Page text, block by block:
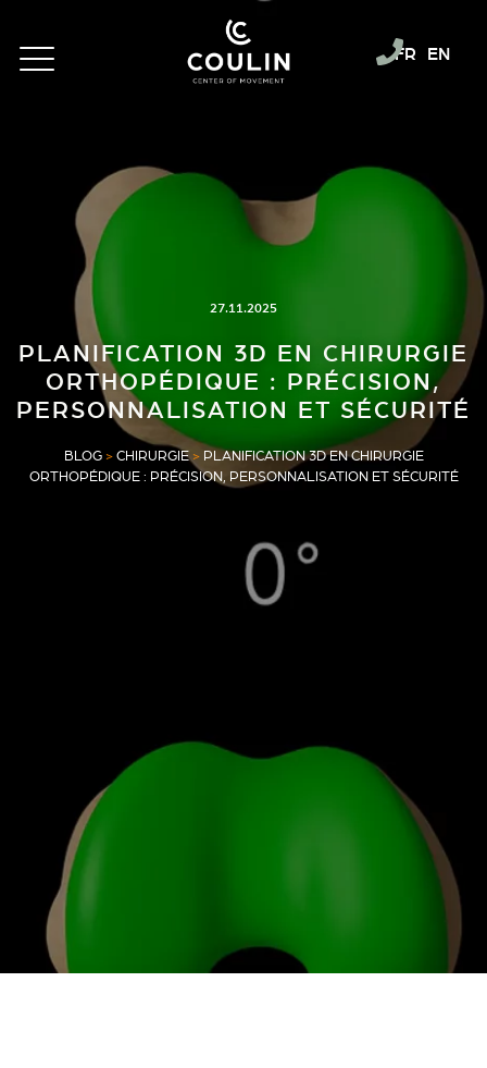
FR EN
27.11.2025
PLANIFICATION 3D EN CHIRURGIE
ORTHOPÉDIQUE : PRÉCISION,
PERSONNALISATION ET SÉCURITÉ
BLOG> CHIRURGIE> PLANIFICATION 3D EN CHIRURGIE
ORTHOPÉDIQUE : PRÉCISION, PERSONNALISATION ET SÉCURITÉ